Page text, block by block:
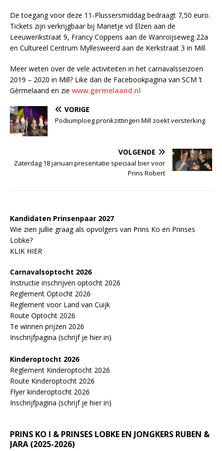
De toegang voor deze 11-Plussersmiddag bedraagt 7,50 euro.
Tickets zijn verkrijgbaar bij Marietje vd Elzen aan de
Leeuwerikstraat 9, Francy Coppens aan de Wanroijseweg 22a
en Cultureel Centrum Myllesweerd aan de Kerkstraat 3 in Mill.
Meer weten over de vele activiteiten in het carnavalsseizoen
2019 – 2020 in Mill? Like dan de Facebookpagina van SCM ’t
Gèrmelaand en zie www.germelaand.nl
VORIGE
Podiumploeg pronkzittingen Mill zoekt versterking
VOLGENDE
Zaterdag 18 januari presentatie speciaal bier voor
Prins Robert
Kandidaten Prinsenpaar 2027
Wie zien jullie graag als opvolgers van Prins Ko en Prinses
Lobke?
KLIK HIER
Carnavalsoptocht 2026
Instructie inschrijven optocht 2026
Reglement Optocht 2026
Reglement voor Land van Cuijk
Route Optocht 2026
Te winnen prijzen 2026
Inschrijfpagina (schrijf je hier in)
Kinderoptocht 2026
Reglement Kinderoptocht 2026
Route Kinderoptocht 2026
Flyer kinderoptocht 2026
Inschrijfpagina (schrijf je hier in)
PRINS KO I & PRINSES LOBKE EN JONGKERS RUBEN &
JARA (2025-2026)